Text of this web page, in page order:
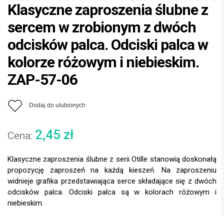
Klasyczne zaproszenia ślubne z
sercem w zrobionym z dwóch
odcisków palca. Odciski palca w
kolorze różowym i niebieskim.
ZAP-57-06
Dodaj do ulubionych
2,45 zł
Klasyczne zaproszenia ślubne z serii Otille stanowią doskonałą
propozycję zaproszeń na każdą kieszeń. Na zaproszeniu
widnieje grafika przedstawiająca serce składające się z dwóch
odcisków palca. Odciski palca są w kolorach różowym i
niebieskim.